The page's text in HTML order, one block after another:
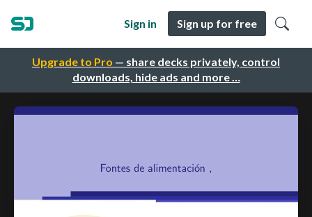
Upgrade to Pro — share decks privately, control
downloads, hide ads and more …
Sign in Sign up for free